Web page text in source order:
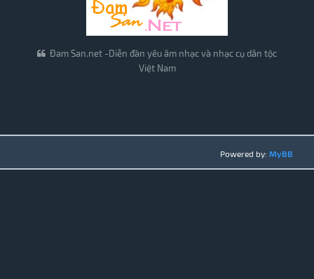
Đam San.net -Diễn đàn yêu âm nhạc và nhạc cụ dân tộc
Việt Nam
Powered by: MyBB